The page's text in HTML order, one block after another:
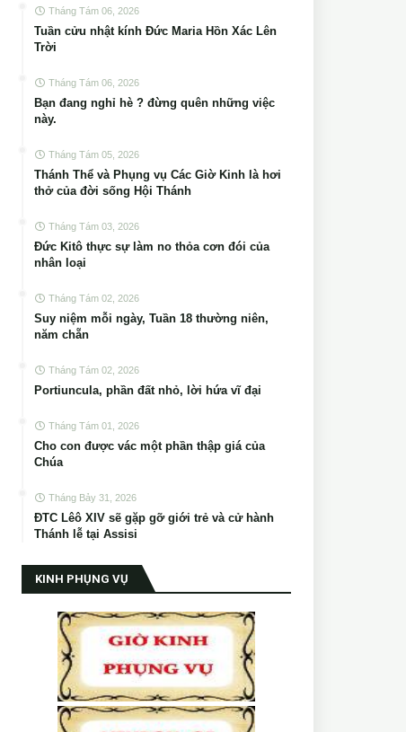
Tháng Tám 06, 2026
Tuần cửu nhật kính Đức Maria Hồn Xác Lên
Trời
Tháng Tám 06, 2026
Bạn đang nghỉ hè ? đừng quên những việc
này.
Tháng Tám 05, 2026
Thánh Thể và Phụng vụ Các Giờ Kinh là hơi
thở của đời sống Hội Thánh
Tháng Tám 03, 2026
Đức Kitô thực sự làm no thỏa cơn đói của
nhân loại
Tháng Tám 02, 2026
Suy niệm mỗi ngày, Tuần 18 thường niên,
năm chẵn
Tháng Tám 02, 2026
Portiuncula, phần đất nhỏ, lời hứa vĩ đại
Tháng Tám 01, 2026
Cho con được vác một phần thập giá của
Chúa
Tháng Bảy 31, 2026
ĐTC Lêô XIV sẽ gặp gỡ giới trẻ và cử hành
Thánh lễ tại Assisi
KINH PHỤNG VỤ